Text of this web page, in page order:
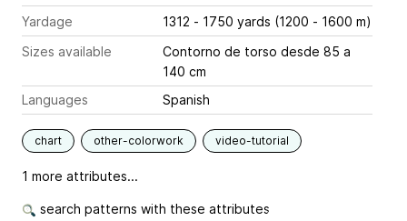
Yardage
1312 - 1750 yards (1200 - 1600 m)
Sizes available
Contorno de torso desde 85 a
140 cm
Languages
Spanish
chart other-colorwork video-tutorial
1 more attributes...
search patterns with these attributes